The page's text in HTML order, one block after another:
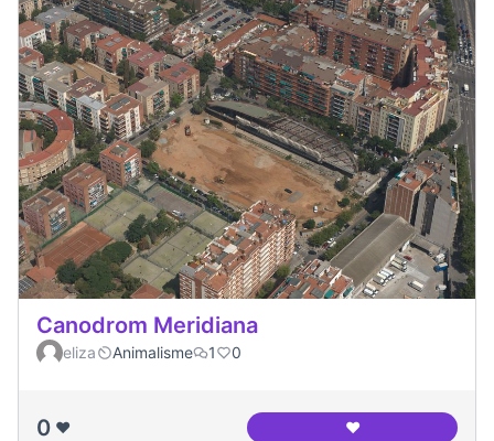
Canodrom Meridiana
eliza Animalisme 1 0
0 ❤️ ❤️Canodrom